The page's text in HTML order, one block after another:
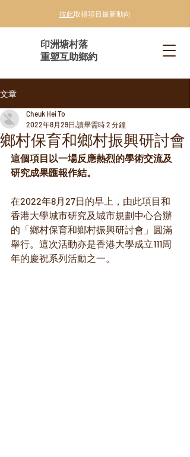
按此取得項目最新動向
印洲塘村落
重塑互助鄉約
文章
鄉村保育和鄉村振興研討會
Cheuk Hei To
2022年8月29日 讀畢需時 2 分鐘
這個項目以一場反應熱烈的學術交流及
研究成果匯報作結。
在2022年8月27日的早上，由此項目和
香港大學城市研究及城市規劃中心合辦
的「鄉村保育和鄉村振興研討會」圓滿
舉行。這次活動亦是香港大學成立111周
年的慶祝系列活動之一。